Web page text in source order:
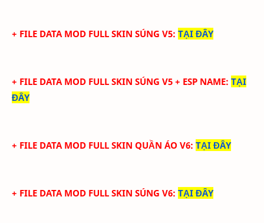
+ FILE DATA MOD FULL SKIN SÚNG V5: TẠI ĐÂY
+ FILE DATA MOD FULL SKIN SÚNG V5 + ESP NAME: TẠI
ĐÂY
+ FILE DATA MOD FULL SKIN QUẦN ÁO V6: TẠI ĐÂY
+ FILE DATA MOD FULL SKIN SÚNG V6: TẠI ĐÂY